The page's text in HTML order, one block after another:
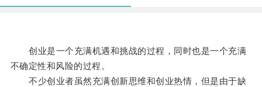
创业是一个充满机遇和挑战的过程，同时也是一个充满
不确定性和风险的过程。
不少创业者虽然充满创新思维和创业热情，但是由于缺